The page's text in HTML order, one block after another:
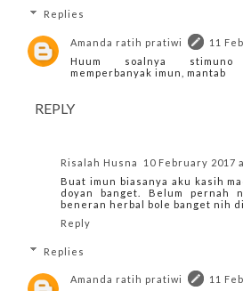
Replies
Amanda ratih pratiwi
11
Huum soalnya
memperbanyak imun, mantab
REPLY
Risalah Husna
10 February 2017
Buat imun biasanya aku kasih
doyan banget. Belum pernah
beneran herbal bole banget nih
Reply
Replies
Amanda ratih pratiwi
11